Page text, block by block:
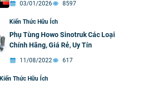
03/01/2026 8597
Kiến Thức Hữu Ích
Phụ Tùng Howo Sinotruk Các Loại
Chính Hãng, Giá Rẻ, Uy Tín
11/08/2022 617
Kiến Thức Hữu Ích